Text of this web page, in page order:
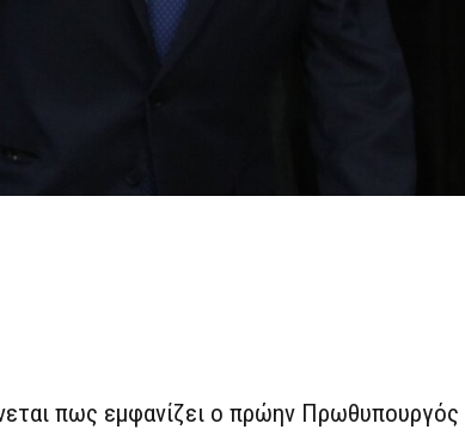
πως εμφανίζει ο πρώην Πρωθυπουργός